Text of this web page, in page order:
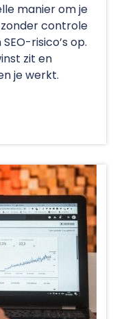
manier om je
controle
risico’s op.
zit en
je werkt.